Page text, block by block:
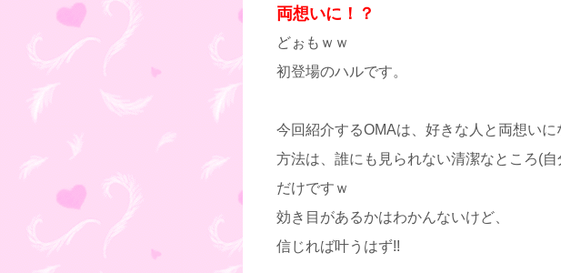
両想いに！？
どぉもｗｗ
初登場のハルです。
今回紹介するOMAは、好きな人と両想いに
方法は、誰にも見られない清潔なところ(
だけですｗ
効き目があるかはわかんないけど、
信じれば叶うはず!!